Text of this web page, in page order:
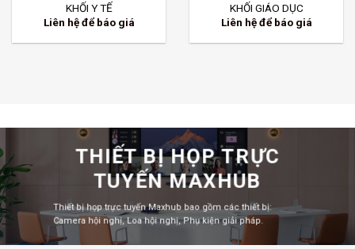
KHỐI DN SẢN XUẤT & CÁC
LĨNH VỰC KHÁC
KHỐI DOANH NGHIỆP ĐỊA ỐC
– THIẾT KẾ
THIẾT BỊ HỌP TRỰC
TUYẾN MAXHUB
Thiết bị họp trực tuyến Maxhub bao gồm các thiết bị:
Camera hội nghị, Loa hội nghị, Phụ kiện giải pháp.